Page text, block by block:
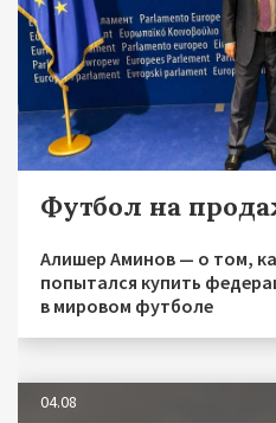
Футбол на
Алишер Аминов — о том,
попытался купить
в мировом футболе
04.08